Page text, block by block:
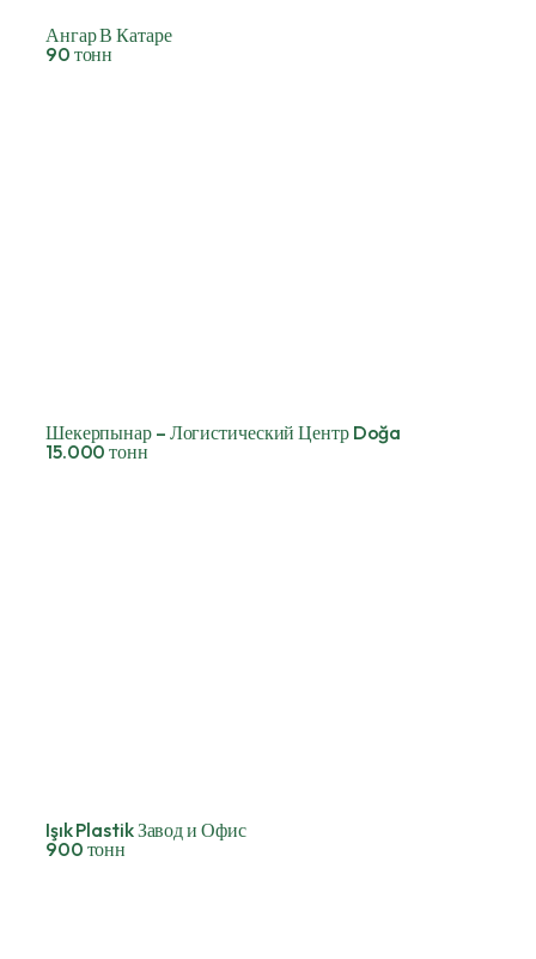
Ангар В Катаре
90 тонн
Шекерпынар – Логистический Центр Doğa
15.000 тонн
Işık Plastik Завод и Офис
900 тонн